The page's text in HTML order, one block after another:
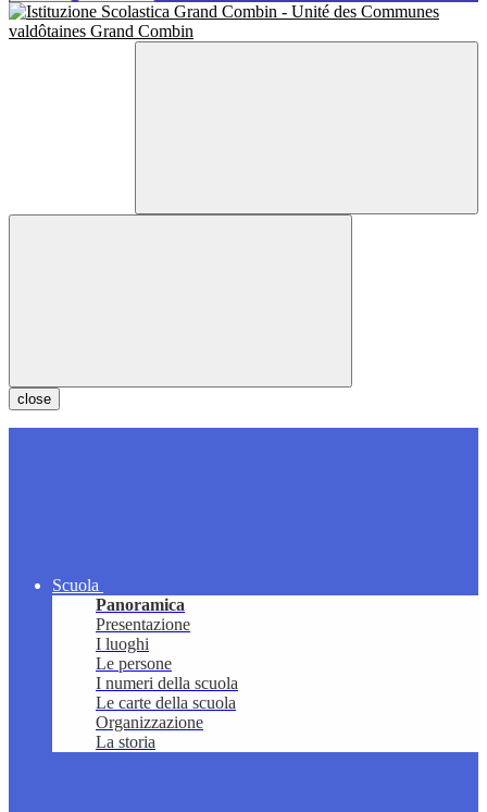
close
Scuola
Panoramica
Presentazione
I luoghi
Le persone
I numeri della scuola
Le carte della scuola
Organizzazione
La storia